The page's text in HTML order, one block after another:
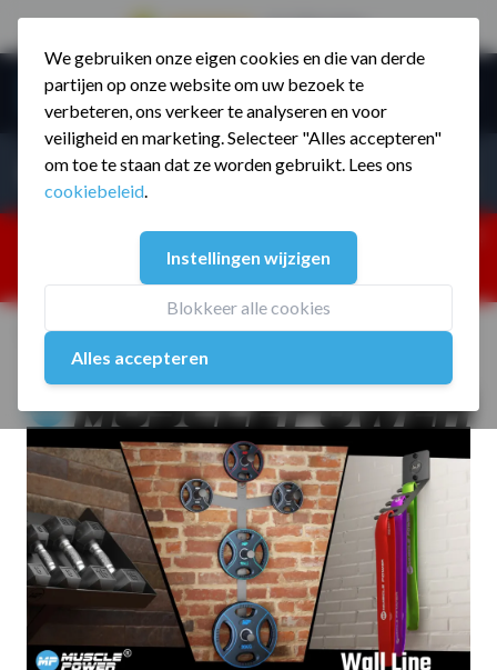
We gebruiken onze eigen cookies en die van derde
partijen op onze website om uw bezoek te
verbeteren, ons verkeer te analyseren en voor
veiligheid en marketing. Selecteer "Alles accepteren"
om toe te staan dat ze worden gebruikt. Lees ons
cookiebeleid.
Instellingen wijzigen
Blokkeer alle cookies
Alles accepteren
Ga naar de inhoud
Menu
Producten zoeken...
25% korting ivm vakantiesluiting. Gebruik code:
ZOMERMP. muv vloeren, fitnesstoestellen, boksartikelen,
zakelijk en dealer inlog. Verzending vanaf 19 aug.
Home / Muscle Power Wandsysteem Informatie
Muscle Power Wall Line Informatie